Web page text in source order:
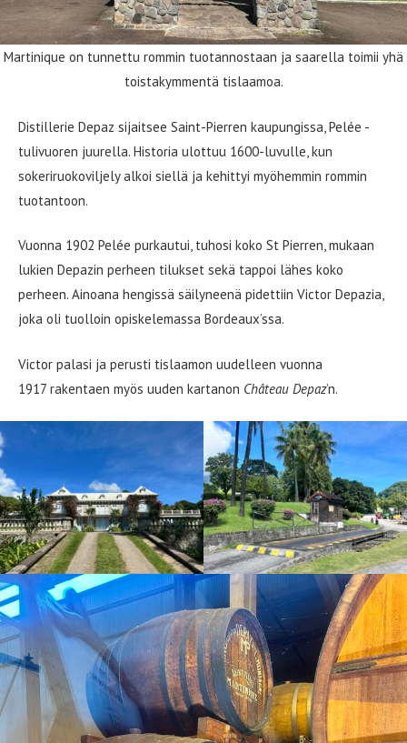
Martinique on tunnettu rommin tuotannostaan ja saarella toimii yhä
toistakymmentä tislaamoa.
Distillerie Depaz sijaitsee Saint-Pierren kaupungissa, Pelée -
tulivuoren juurella. Historia ulottuu 1600-luvulle, kun
sokeriruokoviljely alkoi siellä ja kehittyi myöhemmin rommin
tuotantoon.
Vuonna 1902 Pelée purkautui, tuhosi koko St Pierren, mukaan
lukien Depazin perheen tilukset sekä tappoi lähes koko
perheen. Ainoana hengissä säilyneenä pidettiin Victor Depazia,
joka oli tuolloin opiskelemassa Bordeaux’ssa.
Victor palasi ja perusti tislaamon uudelleen vuonna
1917 rakentaen myös uuden kartanon Château Depaz’n.